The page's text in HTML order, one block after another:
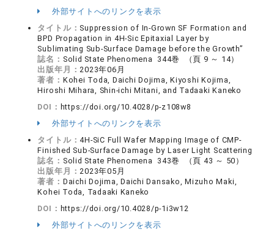
外部サイトへのリンクを表示
タイトル： Suppression of In-Grown SF Formation and
BPD Propagation in 4H-Sic Epitaxial Layer by
Sublimating Sub-Surface Damage before the Growth”
誌名： Solid State Phenomena 344巻 （頁 9 ～ 14）
出版年月：2023年06月
著者： Kohei Toda, Daichi Dojima, Kiyoshi Kojima,
Hiroshi Mihara, Shin-ichi Mitani, and Tadaaki Kaneko
DOI： https://doi.org/10.4028/p-z108w8
外部サイトへのリンクを表示
タイトル：4H-SiC Full Wafer Mapping Image of CMP-
Finished Sub-Surface Damage by Laser Light Scattering
誌名： Solid State Phenomena 343巻 （頁 43 ～ 50）
出版年月：2023年05月
著者： Daichi Dojima, Daichi Dansako, Mizuho Maki,
Kohei Toda, Tadaaki Kaneko
DOI： https://doi.org/10.4028/p-1i3w12
外部サイトへのリンクを表示